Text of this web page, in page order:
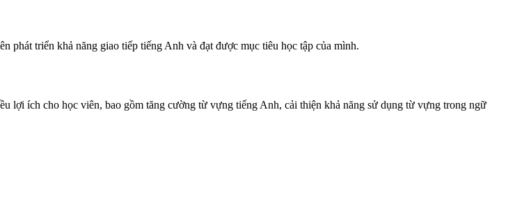
phát triển khả năng giao tiếp tiếng Anh và đạt được mục tiêu học tập của mình.
lợi ích cho học viên, bao gồm tăng cường từ vựng tiếng Anh, cải thiện khả năng sử dụng từ vựng trong ngữ